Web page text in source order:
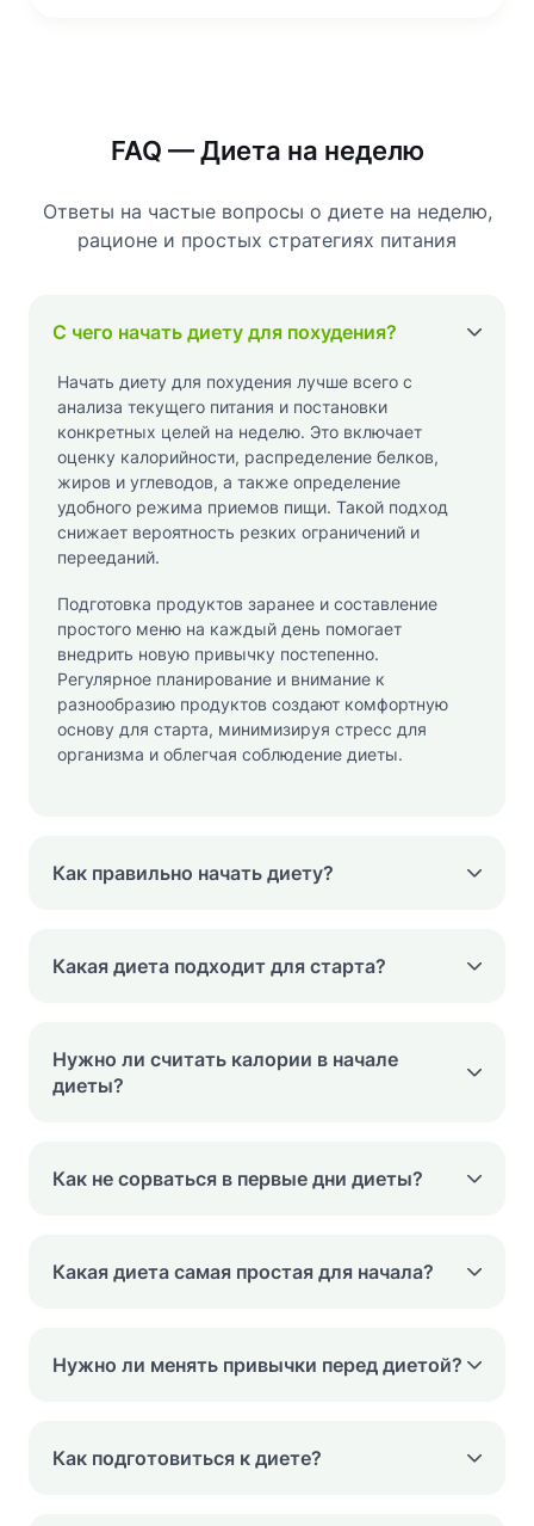
FAQ — Диета на неделю
Ответы на частые вопросы о диете на неделю,
рационе и простых стратегиях питания
С чего начать диету для похудения?
Начать диету для похудения лучше всего с
анализа текущего питания и постановки
конкретных целей на неделю. Это включает
оценку калорийности, распределение белков,
жиров и углеводов, а также определение
удобного режима приемов пищи. Такой подход
снижает вероятность резких ограничений и
перееданий.
Подготовка продуктов заранее и составление
простого меню на каждый день помогает
внедрить новую привычку постепенно.
Регулярное планирование и внимание к
разнообразию продуктов создают комфортную
основу для старта, минимизируя стресс для
организма и облегчая соблюдение диеты.
Как правильно начать диету?
Какая диета подходит для старта?
Нужно ли считать калории в начале
диеты?
Как не сорваться в первые дни диеты?
Какая диета самая простая для начала?
Нужно ли менять привычки перед диетой?
Как подготовиться к диете?